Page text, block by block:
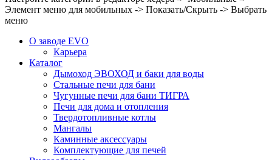
Элемент меню для мобильных -> Показать/Скрыть -> Выбрать
меню
О заводе EVO
Карьера
Каталог
Дымоход ЭВОХОД и баки для воды
Стальные печи для бани
Чугунные печи для бани ТИГРА
Печи для дома и отопления
Твердотопливные котлы
Мангалы
Каминные аксессуары
Комплектующие для печей